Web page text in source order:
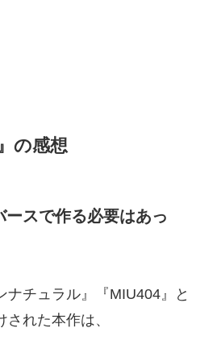
の感想
ースで作る必要はあっ
ナチュラル』『MIU404』と
れた本作は、